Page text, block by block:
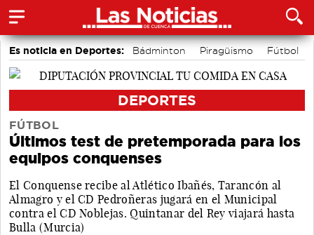
Es noticia en Deportes: Bádminton Piragüismo
Fútbol
Área de Deportes
DEPORTES
FÚTBOL
Últimos test de pretemporada para los
equipos conquenses
El Conquense recibe al Atlético Ibañés, Tarancón al
Almagro y el CD Pedroñeras jugará en el Municipal
contra el CD Noblejas. Quintanar del Rey viajará hasta
Bulla (Murcia)